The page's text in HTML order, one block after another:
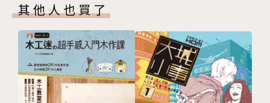
原來義大利麵好多、好好玩
鮮蝦芒果酪梨沙拉
馬鈴薯蛋沙拉
庫克太太三明治
西班牙烘蛋
BLT 三明治
其他人也買了